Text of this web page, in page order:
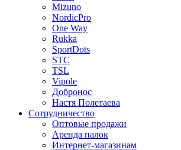
Mizuno
NordicPro
One Way
Rukka
SportDots
STC
TSL
Vipole
Добронос
Настя Полетаева
Сотрудничество
Оптовые продажи
Аренда палок
Интернет-магазинам